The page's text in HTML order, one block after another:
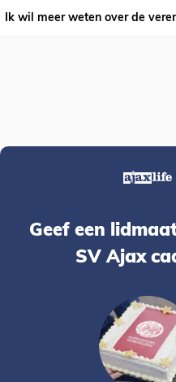
Ik wil meer weten over de
Geef een
SV Ajax